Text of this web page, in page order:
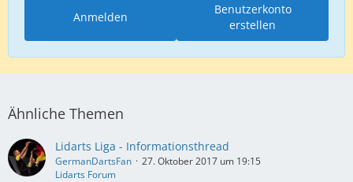
Benutzerkonto
erstellen
Anmelden
Ähnliche Themen
Lidarts Liga - Informationsthread
GermanDartsFan
27. Oktober 2017 um 19:15
Lidarts Forum